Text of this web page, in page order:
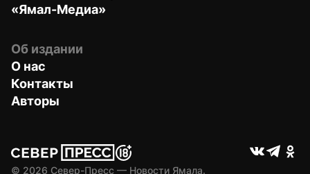
«Ямал-Медиа»
Об издании
О нас
Контакты
Авторы
© 2026 Север-Пресс — Новости Ямала.